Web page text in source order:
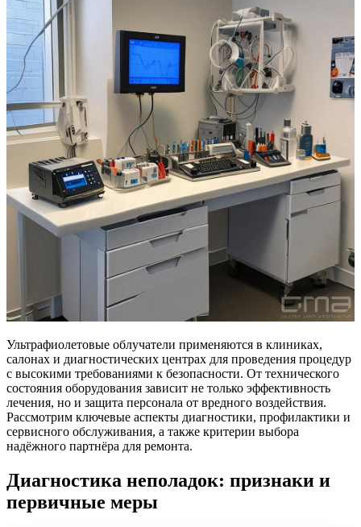
Ультрафиолетовые облучатели применяются в клиниках,
салонах и диагностических центрах для проведения процедур
с высокими требованиями к безопасности. От технического
состояния оборудования зависит не только эффективность
лечения, но и защита персонала от вредного воздействия.
Рассмотрим ключевые аспекты диагностики, профилактики и
сервисного обслуживания, а также критерии выбора
надёжного партнёра для ремонта.
Диагностика неполадок: признаки и
первичные меры